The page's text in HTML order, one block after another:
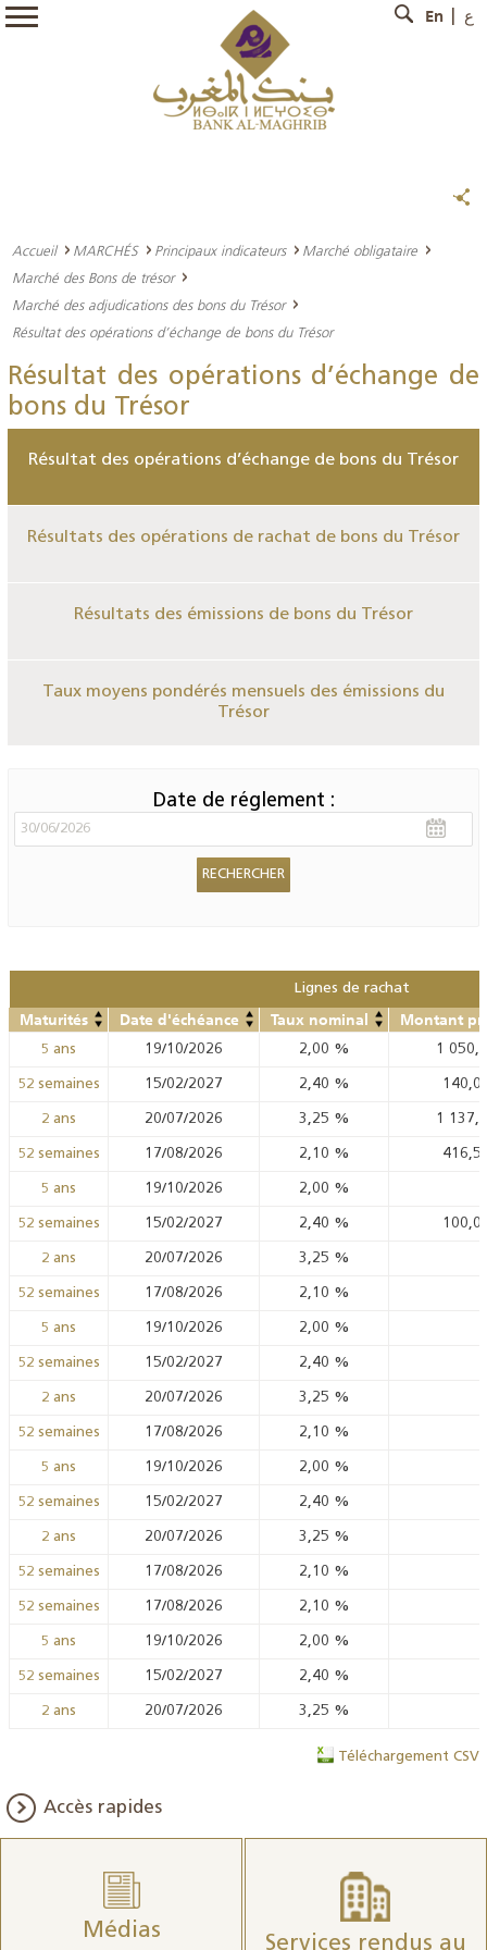
En ع
Accueil MARCHÉS Principaux indicateurs
Marché obligataire
Marché des Bons de trésor
Marché des adjudications des bons du Trésor
Résultat des opérations d’échange de bons du Trésor
Résultat des opérations d’échange de
bons du Trésor
Résultat des opérations d’échange de bons du Trésor
Résultats des opérations de rachat de bons du Trésor
Résultats des émissions de bons du Trésor
Taux moyens pondérés mensuels des émissions du
Trésor
Date de réglement :
Lignes de rachat
Maturités Date d'échéance Taux nominal Montant
5 ans 19/10/2026 2,00 % 1
52 semaines 15/02/2027 2,40 %
2 ans 20/07/2026 3,25 % 1
52 semaines 17/08/2026 2,10 %
5 ans 19/10/2026 2,00 %
52 semaines 15/02/2027 2,40 %
2 ans 20/07/2026 3,25 %
52 semaines 17/08/2026 2,10 %
5 ans 19/10/2026 2,00 %
52 semaines 15/02/2027 2,40 %
2 ans 20/07/2026 3,25 %
52 semaines 17/08/2026 2,10 %
5 ans 19/10/2026 2,00 %
52 semaines 15/02/2027 2,40 %
2 ans 20/07/2026 3,25 %
52 semaines 17/08/2026 2,10 %
52 semaines 17/08/2026 2,10 %
5 ans 19/10/2026 2,00 %
52 semaines 15/02/2027 2,40 %
2 ans 20/07/2026 3,25 %
Téléchargement CSV
Accès rapides
Médias
Services rendus au